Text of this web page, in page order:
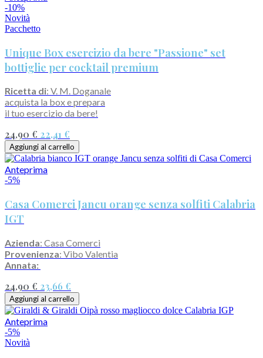
-10%
Novità
Pacchetto
Unique Box esercizio da bere "Passione" set
bottiglie per cocktail premium
Ricetta di: V. M. Doganale
acquista la box e prepara
il tuo esercizio da bere!
24,90 € 22,41 €
Aggiungi al carrello
Anteprima
-5%
Casa Comerci Jancu orange senza solfiti Calabria
IGT
Azienda: Casa Comerci
Provenienza: Vibo Valentia
Annata:
24,90 € 23,66 €
Aggiungi al carrello
Anteprima
-5%
Novità